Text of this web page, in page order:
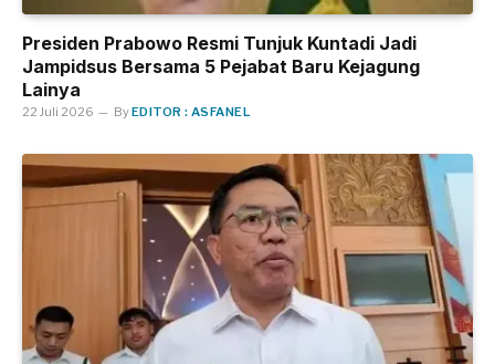
Presiden Prabowo Resmi Tunjuk Kuntadi Jadi
Jampidsus Bersama 5 Pejabat Baru Kejagung
Lainya
22 Juli 2026 ByEDITOR : ASFANEL